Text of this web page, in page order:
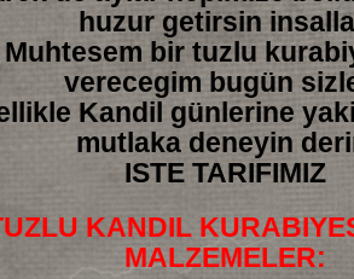
huzur getirsin
Muhtesem bir tuzlu
verecegim bugün
Kandil günlerine
mutlaka deneyin
ISTE TARIFIMIZ
KANDIL
MALZEMELER: